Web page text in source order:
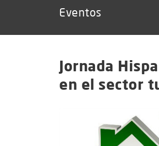
Eventos
Jornada
en el sector